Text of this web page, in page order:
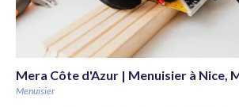
Mera Côte d'Azur | Menuisier à Nice,
Menuisier